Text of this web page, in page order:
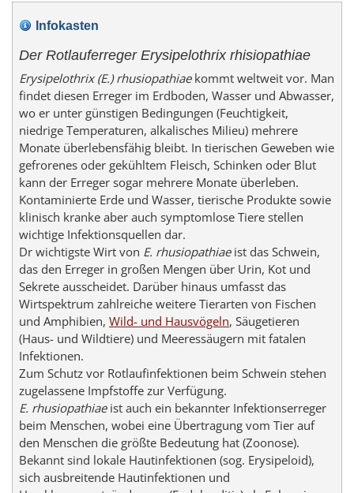
Infokasten
Der Rotlauferreger Erysipelothrix rhisiopathiae
Erysipelothrix (E.) rhusiopathiaekommt weltweit vor. Man
findet diesen Erreger im Erdboden, Wasser und Abwasser,
wo er unter günstigen Bedingungen (Feuchtigkeit,
niedrige Temperaturen, alkalisches Milieu) mehrere
Monate überlebensfähig bleibt. In tierischen Geweben wie
gefrorenes oder gekühltem Fleisch, Schinken oder Blut
kann der Erreger sogar mehrere Monate überleben.
Kontaminierte Erde und Wasser, tierische Produkte sowie
klinisch kranke aber auch symptomlose Tiere stellen
wichtige Infektionsquellen dar.
Dr wichtigste Wirt von E. rhusiopathiaeist das Schwein,
das den Erreger in großen Mengen über Urin, Kot und
Sekrete ausscheidet. Darüber hinaus umfasst das
Wirtspektrum zahlreiche weitere Tierarten von Fischen
und Amphibien, Wild- und Hausvögeln, Säugetieren
(Haus- und Wildtiere) und Meeressäugern mit fatalen
Infektionen.
Zum Schutz vor Rotlaufinfektionen beim Schwein stehen
zugelassene Impfstoffe zur Verfügung.
E. rhusiopathiaeist auch ein bekannter Infektionserreger
beim Menschen, wobei eine Übertragung vom Tier auf
den Menschen die größte Bedeutung hat (Zoonose).
Bekannt sind lokale Hautinfektionen (sog. Erysipeloid),
sich ausbreitende Hautinfektionen und